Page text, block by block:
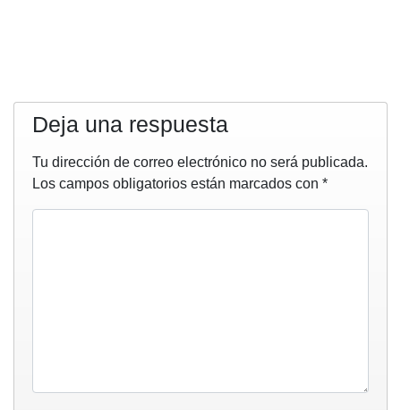
Deja una respuesta
Tu dirección de correo electrónico no será publicada.
Los campos obligatorios están marcados con *